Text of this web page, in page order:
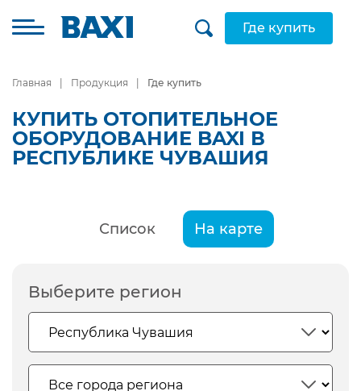
Где купить
Главная Продукция Где купить
КУПИТЬ ОТОПИТЕЛЬНОЕ
ОБОРУДОВАНИЕ BAXI В
РЕСПУБЛИКЕ ЧУВАШИЯ
Список На карте
Выберите регион